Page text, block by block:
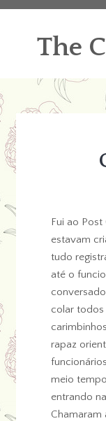
The
Fui ao
estavam
tudo
até o
colar todos
rapaz
meio
entrando
Chamaram